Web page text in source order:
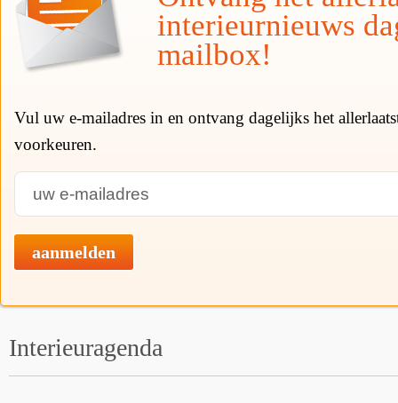
interieurnieuws
mailbox!
Vul uw e-mailadres in en ontvang dagelijks het
voorkeuren.
aanmelden
Interieuragenda